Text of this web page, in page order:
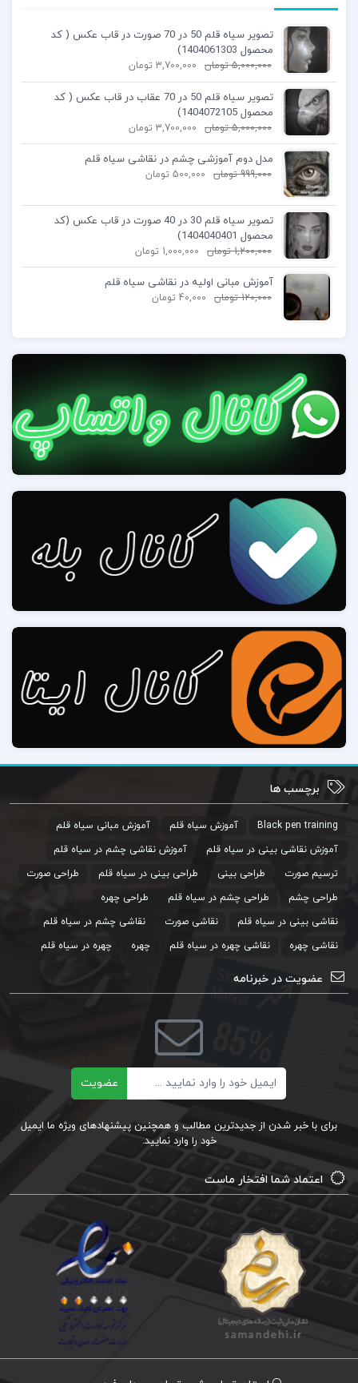
تصویر سیاه قلم 50 در 70 صورت در قاب عکس ( کد
محصول 1404061303)
5,000,000 تومان 3,700,000 تومان
تصویر سیاه قلم 50 در 70 عقاب در قاب عکس ( کد
محصول 1404072105)
5,000,000 تومان 3,700,000 تومان
مدل دوم آموزشی چشم در نقاشی سیاه قلم
999,000 تومان 500,000 تومان
تصویر سیاه قلم 30 در 40 صورت در قاب عکس (کد
محصول 1404040401)
1,200,000 تومان 1,000,000 تومان
آموزش مبانی اولیه در نقاشی سیاه قلم
120,000 تومان 40,000 تومان
برچسب ها
Black pen training آموزش سیاه قلم
آموزش مبانی سیاه قلم
آموزش نقاشی بینی در سیاه قلم
آموزش نقاشی چشم در سیاه قلم
ترسیم صورت
طراحی بینی طراحی بینی در سیاه قلم
طراحی صورت
طراحی چشم
طراحی چشم در سیاه قلم
طراحی چهره
نقاشی بینی در سیاه قلم
نقاشی صورت
نقاشی چشم در سیاه قلم
نقاشی چهره
نقاشی چهره در سیاه قلم چهره چهره در سیاه قلم
عضویت در خبرنامه
عضویت
برای با خبر شدن از جدیدترین مطالب و همچنین پیشنهادهای ویژه ما ایمیل
خود را وارد نمایید.
اعتماد شما افتخار ماست